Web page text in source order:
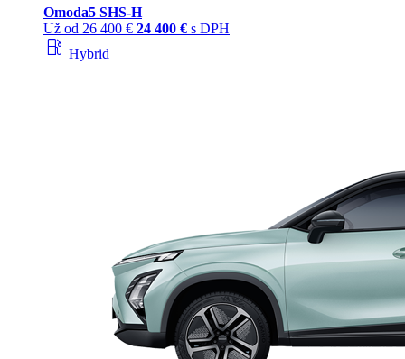
Omoda5 SHS‑H
Už od 26 400 € 24 400 € s DPH
local_gas_station Hybrid